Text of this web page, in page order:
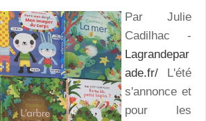
Par Julie
Cadilhac -
Lagrandepar
ade.fr/ L'été
s'annonce et
pour les